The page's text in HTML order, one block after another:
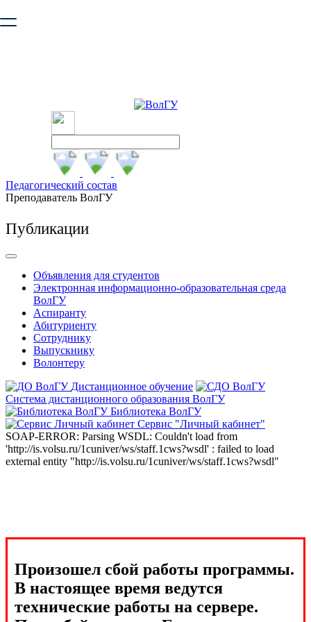
безопасную работу с сайтом. Пожалуйста
Педагогический состав
Преподаватель ВолГУ
Публикации
Объявления для студентов
Электронная информационно-образовательная среда
ВолГУ
Аспиранту
Абитуриенту
Сотруднику
Выпускнику
Волонтеру
Дистанционное обучение
Система дистанционного образования ВолГУ
Библиотека ВолГУ
Сервис "Личный кабинет"
SOAP-ERROR: Parsing WSDL: Couldn't load from
'http://is.volsu.ru/1cuniver/ws/staff.1cws?wsdl' : failed to load
external entity "http://is.volsu.ru/1cuniver/ws/staff.1cws?wsdl"
Произошел сбой работы программы.
В настоящее время ведутся
технические работы на сервере.